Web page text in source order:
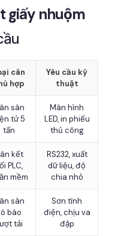
giấy nhuộm
cân
hợp
Yêu cầu kỹ
thuật
sàn
tử 5
tấn
Màn hình
LED, in phiếu
thủ công
kết
PLC,
mềm
RS232, xuất
dữ liệu, độ
chia nhỏ
sàn
báo
tải
Sơn tĩnh
điện, chịu va
đập